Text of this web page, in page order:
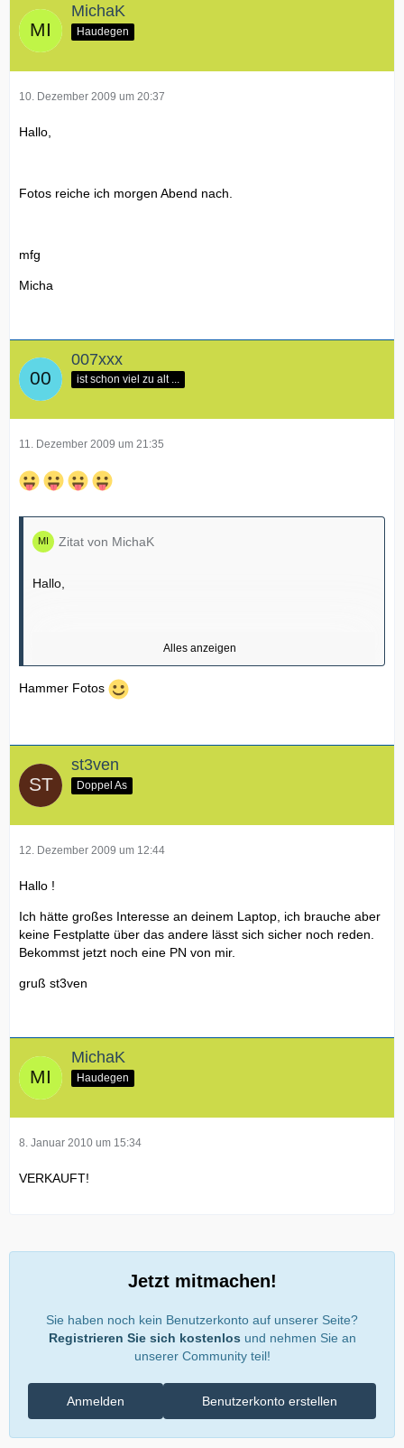
MichaK
Haudegen
10. Dezember 2009 um 20:37
Hallo,
Fotos reiche ich morgen Abend nach.
mfg
Micha
007xxx
ist schon viel zu alt ...
11. Dezember 2009 um 21:35
Zitat von MichaK
Hallo,
Fotos reiche ich morgen Abend nach.
Micha
Alles anzeigen
Hammer Fotos
st3ven
Doppel As
12. Dezember 2009 um 12:44
Hallo !
Ich hätte großes Interesse an deinem Laptop, ich brauche aber
keine Festplatte über das andere lässt sich sicher noch reden.
Bekommst jetzt noch eine PN von mir.
gruß st3ven
MichaK
Haudegen
8. Januar 2010 um 15:34
VERKAUFT!
Jetzt mitmachen!
Sie haben noch kein Benutzerkonto auf unserer Seite?
Registrieren Sie sich kostenlos und nehmen Sie an
unserer Community teil!
Benutzerkonto erstellen
Anmelden